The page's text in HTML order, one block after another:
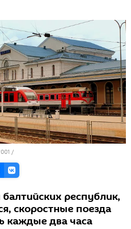
/
республик,
скоростные поезда
каждые два часа